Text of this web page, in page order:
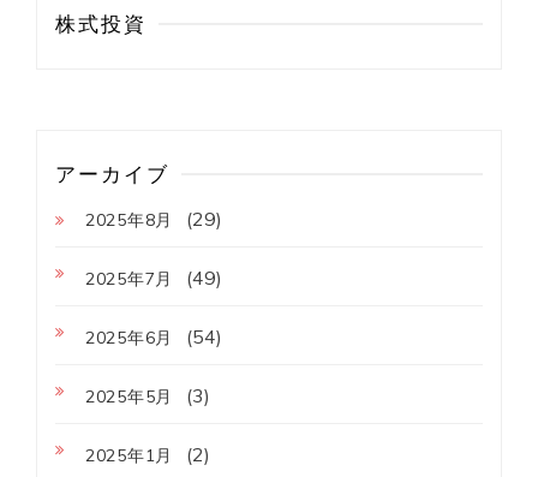
株式投資
アーカイブ
2025年8月 (29)
2025年7月 (49)
2025年6月 (54)
2025年5月 (3)
2025年1月 (2)